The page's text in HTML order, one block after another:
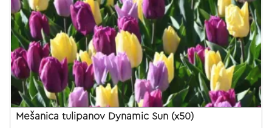
Mešanica tulipanov Dynamic Sun (x50)